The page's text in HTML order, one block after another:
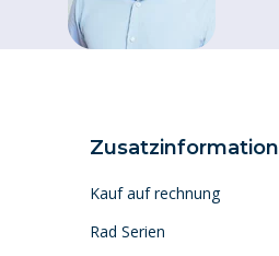
Zusatzinformation
Kauf auf rechnung
Rad Serien